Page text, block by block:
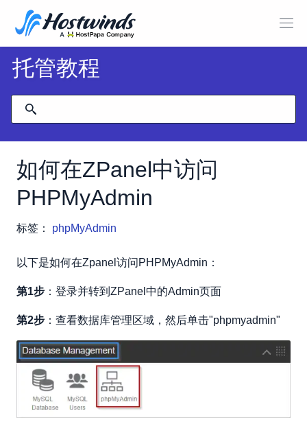
托管教程
如何在ZPanel中访问
PHPMyAdmin
标签： phpMyAdmin
以下是如何在Zpanel访问PHPMyAdmin：
第1步 ：登录并转到ZPanel中的Admin页面
第2步 ：查看数据库管理区域，然后单击"phpmyadmin"